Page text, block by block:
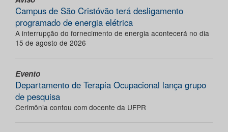
Campus de São Cristóvão terá desligamento
programado de energia elétrica
A interrupção do fornecimento de energia acontecerá no dia
15 de agosto de 2026
Evento
Departamento de Terapia Ocupacional lança grupo
de pesquisa
Cerimônia contou com docente da UFPR